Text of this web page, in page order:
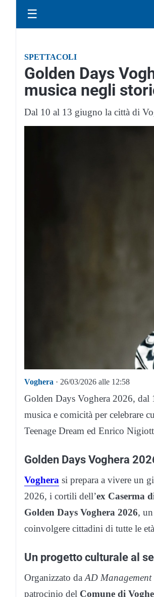
☰
SPETTACOLI
Golden Days
musica negli
Dal 10 al 13 giugno la città di
Voghera · 26/03/2026 alle 12:58
Golden Days Voghera 2026, dal
musica e comicità per celebrare
Teenage Dream ed Enrico
Golden Days Voghera
Voghera si prepara a vivere un
2026, i cortili dell’ex Caserma
Golden Days Voghera 2026,
coinvolgere cittadini di tutte le
Un progetto culturale al
Organizzato daAD Management
patrocinio del Comune di